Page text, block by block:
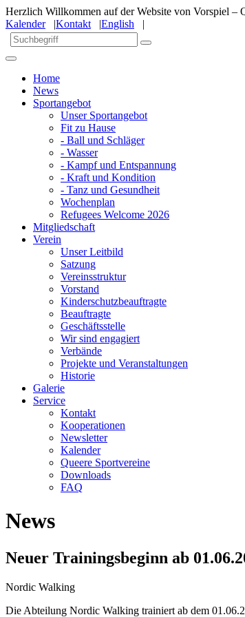
Herzlich Willkommen auf der Website von Vorspiel –
Kalender|Kontakt |English |
Home
News
Sportangebot
Unser Sportangebot
Fit zu Hause
- Ball und Schläger
- Wasser
- Kampf und Entspannung
- Kraft und Kondition
- Tanz und Gesundheit
Wochenplan
Refugees Welcome 2026
Mitgliedschaft
Verein
Unser Leitbild
Satzung
Vereinsstruktur
Vorstand
Kinderschutzbeauftragte
Beauftragte
Geschäftsstelle
Wir sind engagiert
Verbände
Projekte und Veranstaltungen
Historie
Galerie
Service
Kontakt
Kooperationen
Newsletter
Kalender
Queere Sportvereine
Downloads
FAQ
News
Neuer Trainingsbeginn ab
Nordic Walking
Die Abteilung Nordic Walking trainiert ab dem